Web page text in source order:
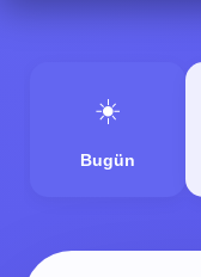
☀️
Bugün